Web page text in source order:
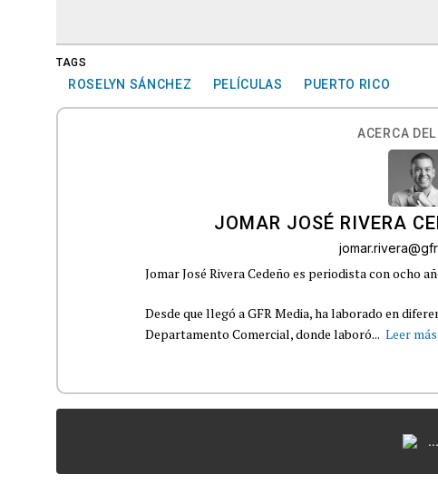
TAGS
ROSELYN SÁNCHEZ PELÍCULAS PUERTO RICO
ACERCA
JOMAR JOSÉ RIVERA
Jomar José Rivera Cedeño es periodista con ocho
Desde que llegó a GFR Media, ha laborado en
Departamento Comercial, donde laboró... Leer más
...